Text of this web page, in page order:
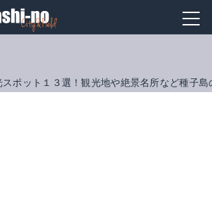
ポット１３選！観光地や絶景名所など種子